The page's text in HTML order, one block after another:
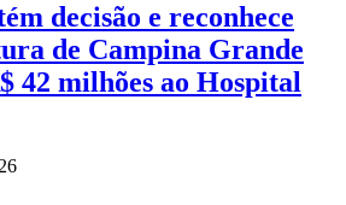
decisão e reconhece
de Campina Grande
42 milhões ao Hospital